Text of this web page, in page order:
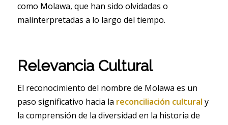
como Molawa, que han sido olvidadas o
malinterpretadas a lo largo del tiempo.
Relevancia Cultural
El reconocimiento del nombre de Molawa es un
paso significativo hacia la reconciliación cultural y
la comprensión de la diversidad en la historia de